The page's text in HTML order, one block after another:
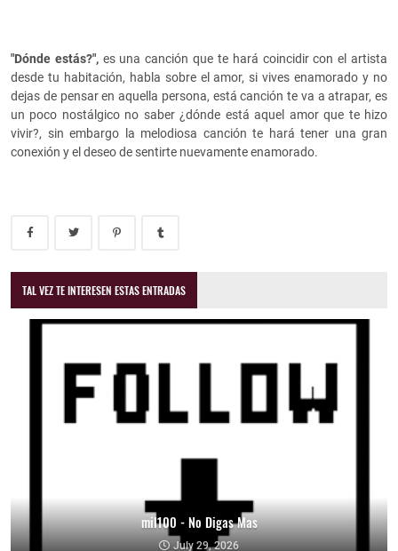
"Dónde estás?", es una canción que te hará coincidir con el artista
desde tu habitación, habla sobre el amor, si vives enamorado y no
dejas de pensar en aquella persona, está canción te va a atrapar, es
un poco nostálgico no saber ¿dónde está aquel amor que te hizo
vivir?, sin embargo la melodiosa canción te hará tener una gran
conexión y el deseo de sentirte nuevamente enamorado.
TAL VEZ TE INTERESEN ESTAS ENTRADAS
mil100 - No Digas Mas
July 29, 2026